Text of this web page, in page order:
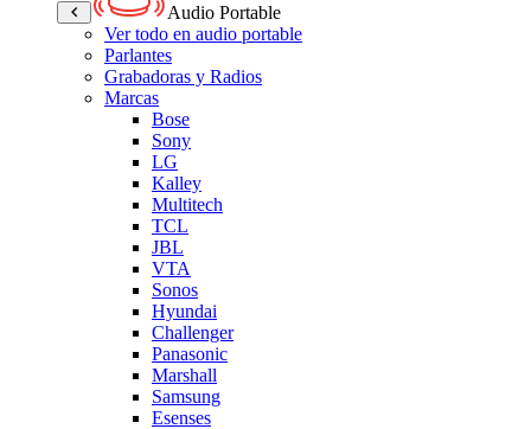
Audio Portable
Ver todo en audio portable
Parlantes
Grabadoras y Radios
Marcas
Bose
Sony
LG
Kalley
Multitech
TCL
JBL
VTA
Sonos
Hyundai
Challenger
Panasonic
Marshall
Samsung
Esenses